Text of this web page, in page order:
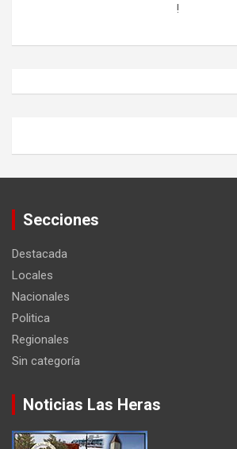
!
Secciones
Destacada
Locales
Nacionales
Politica
Regionales
Sin categoría
Noticias Las Heras